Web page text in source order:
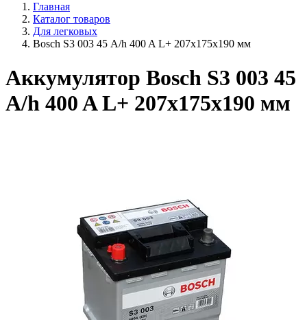
Главная
Каталог товаров
Для легковых
Bosch S3 003 45 А/h 400 A L+ 207x175x190 мм
Аккумулятор Bosch S3 003 45
А/h 400 A L+ 207x175x190 мм